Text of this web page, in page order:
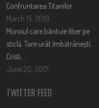
Confruntarea Titanilor
March 15, 2019
Moroiul care bântuie liber pe
sticlă. Tare urât îmbătrânești,
Cristi….
June 20, 2017
TWITTER FEED